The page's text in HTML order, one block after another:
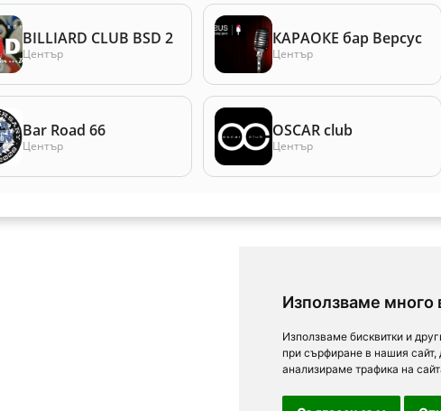
Използваме много
Използваме бисквитки и
при сърфиране в нашия
анализираме трафика на
BILLIARD CLUB BSD 2
Център
КАРАОКЕ бар Версус
Център
Bar Road 66
Център
OSCAR club
Център